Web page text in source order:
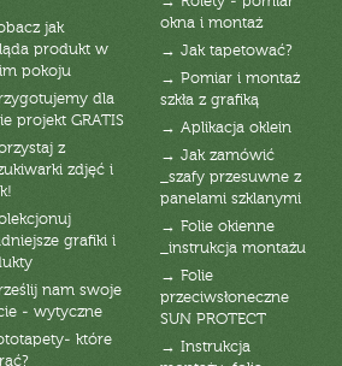
jak
produkt w
pokoju
dla
projekt GRATIS
z
zdjęć i
grafiki i
nam swoje
- wytyczne
które
okna i montaż
→ Jak tapetować?
→ Pomiar i montaż
szkła z grafiką
→ Aplikacja oklein
→ Jak zamówić
_szafy przesuwne z
panelami szklanymi
→ Folie okienne
_instrukcja montażu
→ Folie
przeciwsłoneczne
SUN PROTECT
→ Instrukcja